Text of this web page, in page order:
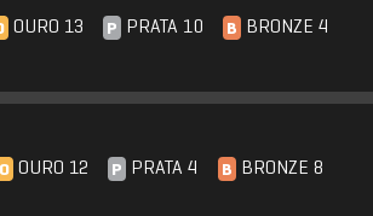
OURO 13 P PRATA 10 B BRONZE 4
O OURO 12 P PRATA 4 B BRONZE 8